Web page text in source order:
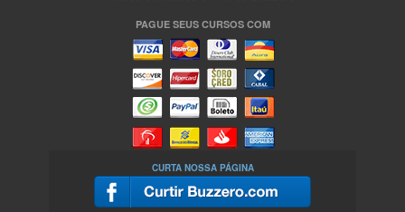
PAGUE SEUS CURSOS COM
CURTA NOSSA PÁGINA